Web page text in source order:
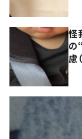
怪
の
慮